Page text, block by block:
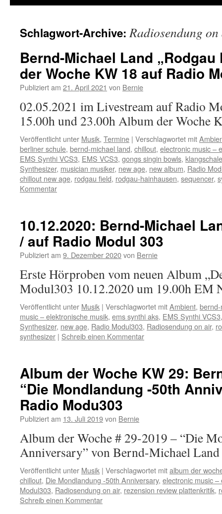
Schlagwort-Archive:Radiosendung
Bernd-Michael Land
der Woche KW 18 auf Radio
Publiziert am 21. April 2021 von Bernie
02.05.2021 im Livestream auf Radio
15.00h und 23.00h Album der Woche
Veröffentlicht unter Musik, Termine | Verschlagwortet mit
berliner schule, bernd-michael land, chillout, electronic music –
EMS Synthi VCS3, EMS VCS3, gongs singin bowls,
Synthesizer, musician musiker, new age, new album, Radio
chillout new age, rodgau field, rodgau-hainhausen, sequencer,
Kommentar
10.12.2020: Bernd-Michael
/ auf Radio Modul 303
Publiziert am 9. Dezember 2020von Bernie
Erste Hörproben vom neuen Album
Modul303 10.12.2020 um 19.00h EM
Veröffentlicht unter Musik | Verschlagwortet mitAmbient,
music – elektronische musik, ems synthi aks, EMS Synthi VCS3
Synthesizer, new age, Radio Modul303, Radiosendung on air,
synthesizer | Schreib einen Kommentar
Album der Woche KW 29:
“Die Mondlandung -50th
Radio Modu303
Publiziert am 13. Juli 2019von Bernie
Album der Woche # 29-2019 – “Die
Anniversary” von Bernd-Michael
Veröffentlicht unter Musik | Verschlagwortet mitalbum der
chillout, Die Mondlandung -50th Anniversary, electronic music
Modul303, Radiosendung on air, rezension review plattenkritik,
Schreib einen Kommentar